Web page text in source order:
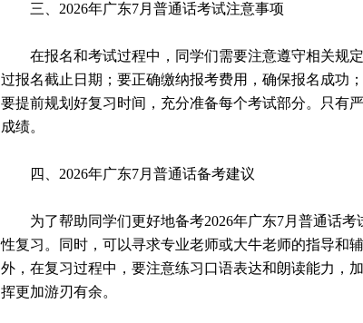
三、2026年广东7月普通话考试注意事项
在报名和考试过程中，同学们需要注意遵守相关规
过报名截止日期；要正确缴纳报考费用，确保报名成功
要提前规划好复习时间，充分准备每个考试部分。只有
成绩。
四、2026年广东7月普通话备考建议
为了帮助同学们更好地备考2026年广东7月普通话
性复习。同时，可以寻求专业老师或大牛老师的指导和
外，在复习过程中，要注意练习口语表达和朗读能力，
挥更加游刃有余。